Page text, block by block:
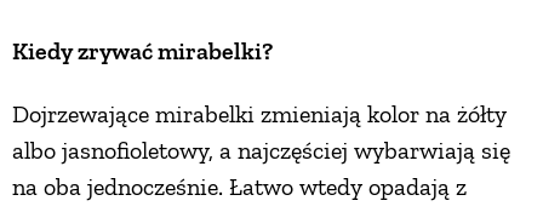
Kiedy zrywać mirabelki?
Dojrzewające mirabelki zmieniają kolor na żółty
albo jasnofioletowy, a najczęściej wybarwiają się
na oba jednocześnie. Łatwo wtedy opadają z